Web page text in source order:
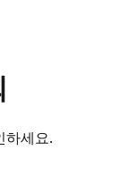
하세요.